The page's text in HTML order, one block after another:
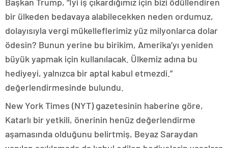
bir ülkeden bedavaya alabilecekken neden ordumuz,
dolayısıyla vergi mükelleflerimiz yüz milyonlarca dolar
ödesin? Bunun yerine bu birikim, Amerika’yı yeniden
büyük yapmak için kullanılacak. Ülkemiz adına bu
hediyeyi, yalnızca bir aptal kabul etmezdi.”
değerlendirmesinde bulundu.
New York Times (NYT) gazetesinin haberine göre,
Katarlı bir yetkili, önerinin henüz değerlendirme
aşamasında olduğunu belirtmiş, Beyaz Saraydan